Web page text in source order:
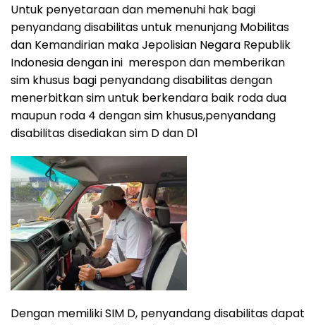
Untuk penyetaraan dan memenuhi hak bagi
penyandang disabilitas untuk menunjang Mobilitas
dan Kemandirian maka Jepolisian Negara Republik
Indonesia dengan ini merespon dan memberikan
sim khusus bagi penyandang disabilitas dengan
menerbitkan sim untuk berkendara baik roda dua
maupun roda 4 dengan sim khusus,penyandang
disabilitas disediakan sim D dan D1
Dengan memiliki SIM D, penyandang disabilitas dapat